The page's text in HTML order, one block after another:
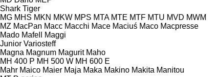
Shark Tiger
MG MHS MKN MKW MPS MTA MTE MTF MTU MVD MWM
MZ MacPan Macc Macchi Mace Maciuś Maco Macpresse
Mado Mafell
Maggi
Junior Variosteff
Magna Magnum Magurit Maho
MH 400 P MH 500 W MH 600 E
Mahr Maico Maier Maja Maka Makino Makita Manitou